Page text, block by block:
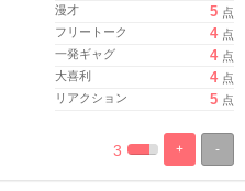
漫才
5 点
フリートーク
4 点
一発ギャグ
4 点
大喜利
4 点
リアクション
5 点
-
+
% 100%
3